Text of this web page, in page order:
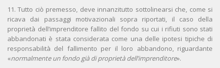
11. Tutto ciò premesso, deve innanzitutto sottolinearsi che, come si
ricava dai passaggi motivazionali sopra riportati, il caso della
proprietà dell’imprenditore fallito del fondo su cui i rifiuti sono stati
abbandonati è stata considerata come una delle ipotesi tipiche di
responsabilità del fallimento per il loro abbandono, riguardante
«normalmente un fondo già di proprietà dell’imprenditore».